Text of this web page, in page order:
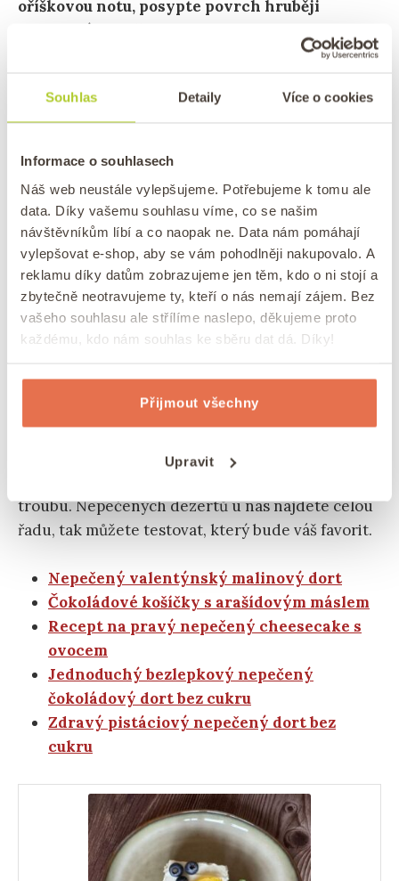
Souhlas Detaily Více o cookies
Informace o souhlasech
Náš web neustále vylepšujeme. Potřebujeme k tomu ale
data. Díky vašemu souhlasu víme, co se našim
návštěvníkům líbí a co naopak ne. Data nám pomáhají
vylepšovat e-shop, aby se vám pohodlněji nakupovalo. A
reklamu díky datům zobrazujeme jen těm, kdo o ni stojí a
zbytečně neotravujeme ty, kteří o nás nemají zájem. Bez
vašeho souhlasu ale střílíme naslepo, děkujeme proto
každému, kdo nám souhlas ke sběru dat dá. Díky!
Přijmout všechny
Upravit
oříškovou notu, posypte povrch hruběji
nasekanými
přidali vlnku citronové kúry a čerstvé ovoce.
Recept: Nejlepší citronový cheesecake s kešu a ovocem
Jaké další nepečené dezerty můžete
Nemáte rádi pečení, ale rádi si pochutnáváte na
troubu. Nepečených dezertů u nás najdete celou
řadu, tak můžete testovat, který bude váš favorit.
Nepečený valentýnský malinový dort
Čokoládové košíčky s arašídovým máslem
Recept na pravý nepečený cheesecake s
ovocem
Jednoduchý bezlepkový nepečený
čokoládový dort bez cukru
Zdravý pistáciový nepečený dort bez
cukru